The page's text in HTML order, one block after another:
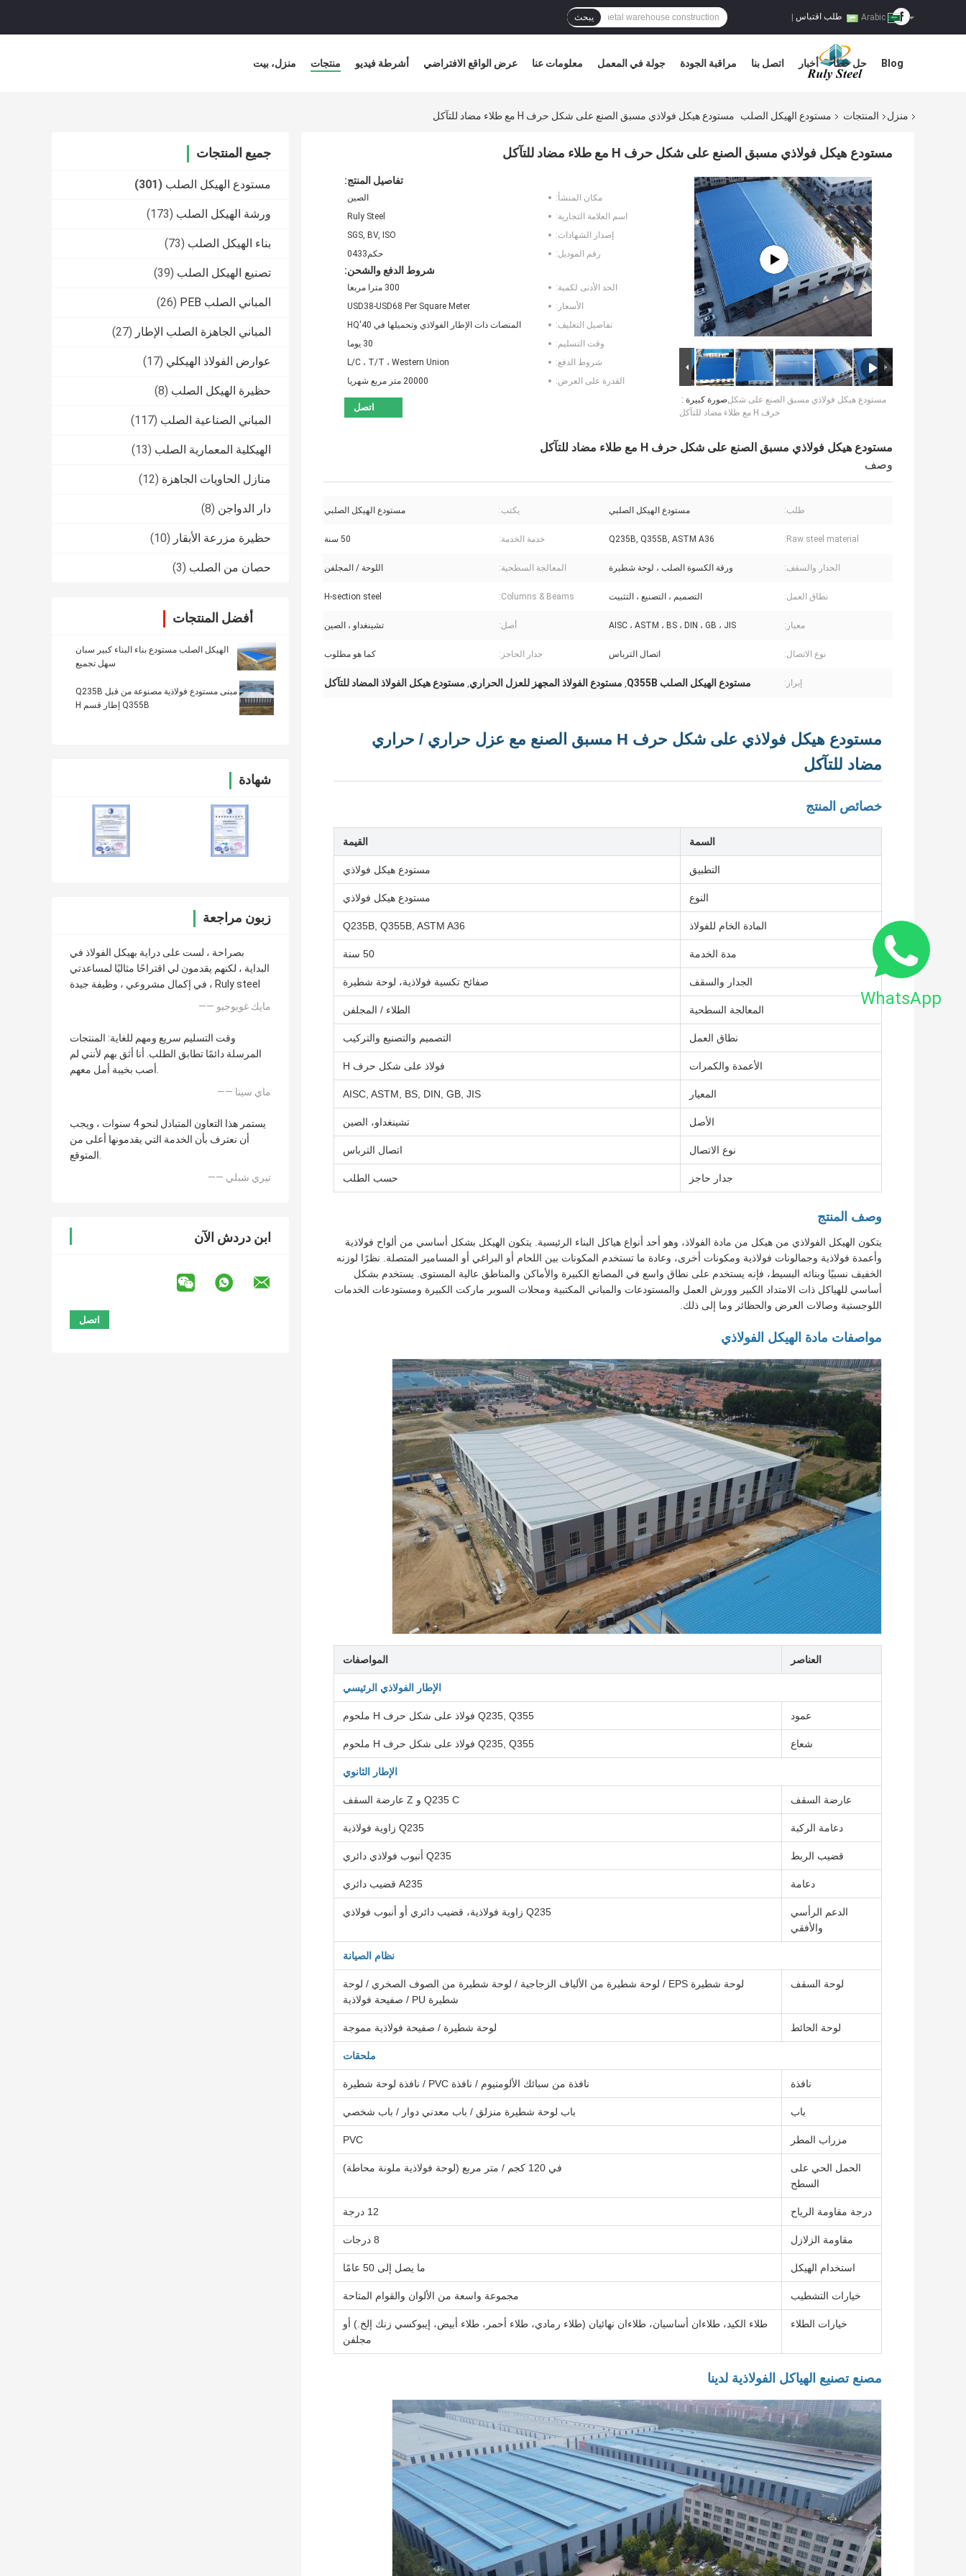
طلب اقتباس يبحث
منزل، بيت منتجات أشرطة فيديو عرض الواقع الافتراضي معلومات عنا جولة في المعمل مراقبة الجودة اتصل بنا أخبار حل خطأ Blog
منزل المنتجات مستودع الهيكل الصلب مستودع هيكل فولاذي مسبق الصنع على شكل حرف H مع طلاء مضاد للتآكل
جميع المنتجات
مستودع الهيكل الصلب (301)
ورشة الهيكل الصلب (173)
بناء الهيكل الصلب (73)
تصنيع الهيكل الصلب (39)
المباني الصلب PEB (26)
المباني الجاهزة الصلب الإطار (27)
عوارض الفولاذ الهيكلي (17)
حظيرة الهيكل الصلب (8)
المباني الصناعية الصلب (117)
الهيكلية المعمارية الصلب (13)
منازل الحاويات الجاهزة (12)
دار الدواجن (8)
حظيرة مزرعة الأبقار (10)
حصان من الصلب (3)
أفضل المنتجات
الهيكل الصلب مستودع بناء البناء كبير سبان
سهل تجميع
مبنى مستودع فولاذية مصنوعة من قبل Q235B
Q355B إطار قسم H
شهادة
زبون مراجعة
بصراحة ، لست على دراية بهيكل الفولاذ في
البداية ، لكنهم يقدمون لي اقتراحًا مثاليًا لمساعدتي
في إكمال مشروعي ، وظيفة جيدة ، Ruly steel
—— مايك غويوجيو
وقت التسليم سريع ومهم للغاية: المنتجات
المرسلة دائمًا تطابق الطلب. أنا أثق بهم لأنني لم
أصب بخيبة أمل معهم.
—— ماي سينا
يستمر هذا التعاون المتبادل لنحو 4 سنوات ، ويجب
أن نعترف بأن الخدمة التي يقدمونها أعلى من
المتوقع.
—— تيري شبلي
ابن دردش الآن
مستودع هيكل فولاذي مسبق الصنع على شكل حرف H مع طلاء مضاد للتآكل
صورة كبيرة :مستودع هيكل فولاذي مسبق الصنع على شكل
حرف H مع طلاء مضاد للتآكل
تفاصيل المنتج:
مكان المنشأ:
الصين
اسم العلامة التجارية:
Ruly Steel
إصدار الشهادات:
SGS, BV, ISO
رقم الموديل:
حكم0433
شروط الدفع والشحن:
الحد الأدنى لكمية:
300 مترا مربعا
الأسعار:
USD38-USD68 Per Square Meter
تفاصيل التغليف:
المنصات ذات الإطار الفولاذي وتحميلها في 40'HQ
وقت التسليم:
30 يوما
شروط الدفع:
L/C ، T/T ، Western Union
القدرة على العرض:
20000 متر مربع شهريا
اتصل
مستودع هيكل فولاذي مسبق الصنع على شكل حرف H مع طلاء مضاد للتآكل
وصف
طلب: مستودع الهيكل الصلبي يكتب: مستودع الهيكل الصلبي
Raw steel material:
Q235B, Q355B, ASTM A36 خدمة الخدمة: 50 سنة
الجدار والسقف: ورقة الكسوة الصلب ، لوحة شطيرة المعالجة السطحية: اللوحة / المجلفن
نطاق العمل: التصميم ، التصنيع ، التثبيت Columns & Beams:
H-section steel
معيار: AISC ، ASTM ، BS ، DIN ، GB ، JIS أصل: تشينغداو ، الصين
نوع الاتصال: اتصال الترباس جدار الحاجز: كما هو مطلوب
إبراز: مستودع الهيكل الصلب Q355B , مستودع الفولاذ المجهز للعزل الحراري, مستودع هيكل الفولاذ المضاد للتآكل
مستودع هيكل فولاذي على شكل حرف H مسبق الصنع مع عزل حراري / حراري
مضاد للتآكل
خصائص المنتج
السمة القيمة
التطبيق مستودع هيكل فولاذي
النوع مستودع هيكل فولاذي
المادة الخام للفولاذ Q235B, Q355B, ASTM A36
مدة الخدمة 50 سنة
الجدار والسقف صفائح تكسية فولاذية، لوحة شطيرة
المعالجة السطحية الطلاء / المجلفن
نطاق العمل التصميم والتصنيع والتركيب
الأعمدة والكمرات فولاذ على شكل حرف H
المعيار AISC, ASTM, BS, DIN, GB, JIS
الأصل تشينغداو، الصين
نوع الاتصال اتصال الترباس
جدار حاجز حسب الطلب
وصف المنتج
يتكون الهيكل الفولاذي من هيكل من مادة الفولاذ، وهو أحد أنواع هياكل البناء الرئيسية. يتكون الهيكل بشكل أساسي من ألواح فولاذية
وأعمدة فولاذية وجمالونات فولاذية ومكونات أخرى، وعادة ما تستخدم المكونات بين اللحام أو البراغي أو المسامير المتصلة. نظرًا لوزنه
الخفيف نسبيًا وبنائه البسيط، فإنه يستخدم على نطاق واسع في المصانع الكبيرة والأماكن والمناطق عالية المستوى. يستخدم بشكل
أساسي للهياكل ذات الامتداد الكبير وورش العمل والمستودعات والمباني المكتبية ومحلات السوبر ماركت الكبيرة ومستودعات الخدمات
اللوجستية وصالات العرض والحظائر وما إلى ذلك.
مواصفات مادة الهيكل الفولاذي
العناصر المواصفات
الإطار الفولاذي الرئيسي
عمود Q235, Q355 فولاذ على شكل حرف H ملحوم
شعاع Q235, Q355 فولاذ على شكل حرف H ملحوم
الإطار الثانوي
عارضة السقف Q235 C و Z عارضة السقف
دعامة الركبة Q235 زاوية فولاذية
قضيب الربط Q235 أنبوب فولاذي دائري
دعامة A235 قضيب دائري
الدعم الرأسي
والأفقي
Q235 زاوية فولاذية، قضيب دائري أو أنبوب فولاذي
نظام الصيانة
لوحة السقف
لوحة شطيرة EPS / لوحة شطيرة من الألياف الزجاجية / لوحة شطيرة من الصوف الصخري / لوحة
شطيرة PU / صفيحة فولاذية
لوحة الحائط لوحة شطيرة / صفيحة فولاذية مموجة
ملحقات
نافذة نافذة من سبائك الألومنيوم / نافذة PVC / نافذة لوحة شطيرة
باب باب لوحة شطيرة منزلق / باب معدني دوار / باب شخصي
مزراب المطر PVC
الحمل الحي على
السطح
في 120 كجم / متر مربع (لوحة فولاذية ملونة محاطة)
درجة مقاومة الرياح 12 درجة
مقاومة الزلازل 8 درجات
استخدام الهيكل ما يصل إلى 50 عامًا
خيارات التشطيب مجموعة واسعة من الألوان والقوام المتاحة
خيارات الطلاء
طلاء الكيد، طلاءان أساسيان، طلاءان نهائيان (طلاء رمادي، طلاء أحمر، طلاء أبيض، إيبوكسي زنك إلخ.) أو
مجلفن
مصنع تصنيع الهياكل الفولاذية لدينا
WhatsApp